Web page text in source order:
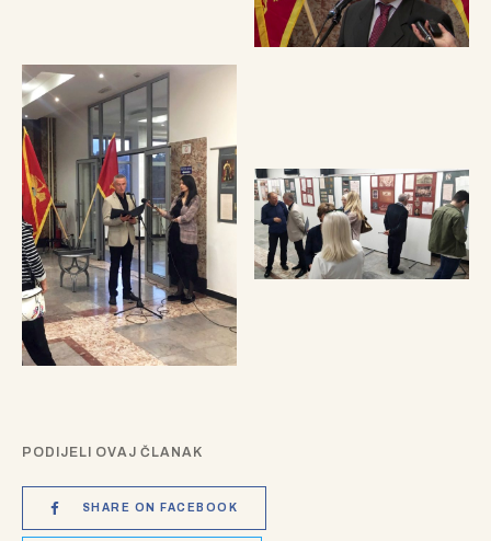
PODIJELI OVAJ ČLANAK
SHARE ON FACEBOOK